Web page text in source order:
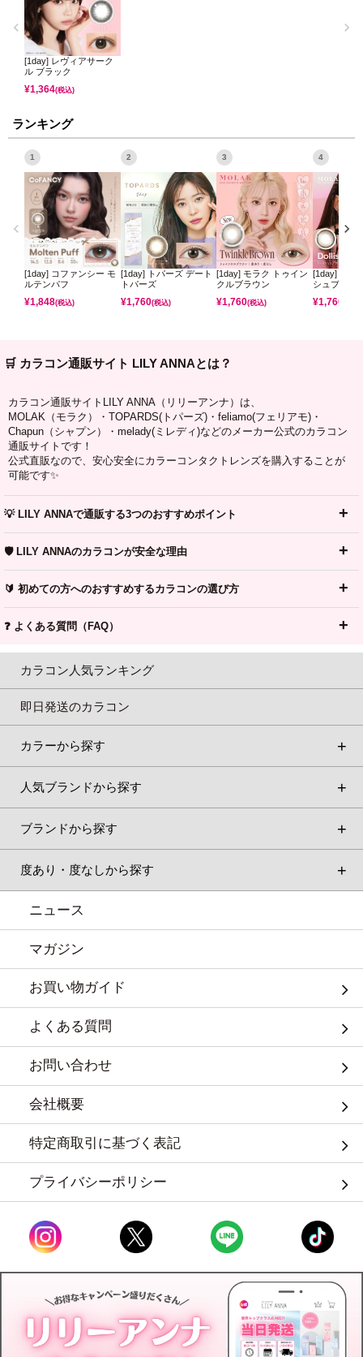
[1day] レヴィアサーク
ル ブラック
¥1,364(税込)
ランキング
1
[1day] コファンシー モ
ルテンパフ
¥1,848(税込)
2
[1day] トパーズ デート
トパーズ
¥1,760(税込)
3
[1day] モラク トゥイン
クルブラウン
¥1,760(税込)
4
[1day] モラ
シュブラウ
¥1,760
🛒 カラコン通販サイト LILY ANNAとは？
カラコン通販サイトLILY ANNA（リリーアンナ）は、
MOLAK（モラク）・TOPARDS(トパーズ)・feliamo(フェリアモ)・
Chapun（シャプン）・melady(ミレディ)などのメーカー公式のカラコン
通販サイトです！
公式直販なので、安心安全にカラーコンタクトレンズを購入することが
可能です✨
💡 LILY ANNAで通販する3つのおすすめポイント
🛡️ LILY ANNAのカラコンが安全な理由
🔰 初めての方へのおすすめするカラコンの選び方
❓ よくある質問（FAQ）
カラコン人気ランキング
即日発送のカラコン
カラーから探す
人気ブランドから探す
ブランドから探す
度あり・度なしから探す
ニュース
マガジン
お買い物ガイド
よくある質問
お問い合わせ
会社概要
特定商取引に基づく表記
プライバシーポリシー